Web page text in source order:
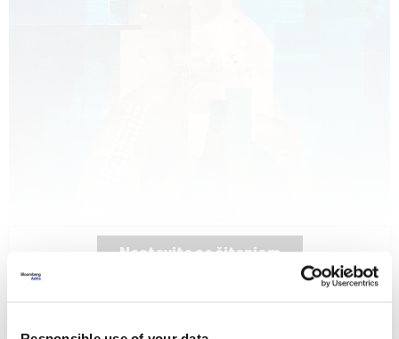
Nastavite sa čitanjem
Bez boli, nema blistavog tena, tajna je
popularnosti K-Beauty trenda njege